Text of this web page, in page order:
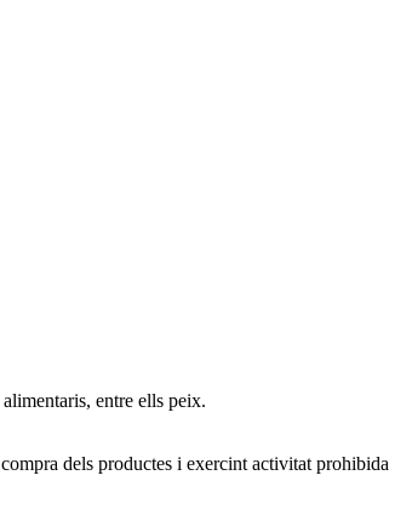
entre ells peix.
dels productes i exercint activitat prohibida